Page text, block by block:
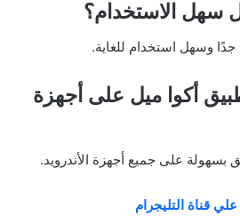
سهل الاستخدام؟
وسهل استخدام للغاية.
أكوا ميل على أجهزة
بسهولة على جميع أجهزة الأندرويد.
علي قناة التليجرام